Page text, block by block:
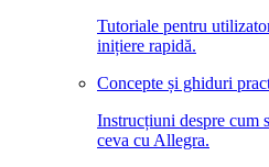
Tutoriale pentru
inițiere rapidă.
Concepte și ghiduri
Instrucțiuni despre cum
ceva cu Allegra.